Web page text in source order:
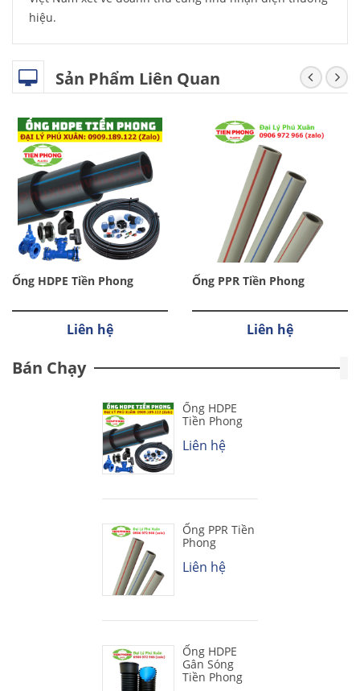
hiệu.
Sản Phẩm Liên Quan
Ống HDPE Tiền Phong
Liên hệ
Ống PPR Tiền Phong
Liên hệ
Bán Chạy
Ống HDPE
Tiền Phong
Liên hệ
Ống PPR Tiền
Phong
Liên hệ
Ống HDPE
Gân Sóng
Tiền Phong